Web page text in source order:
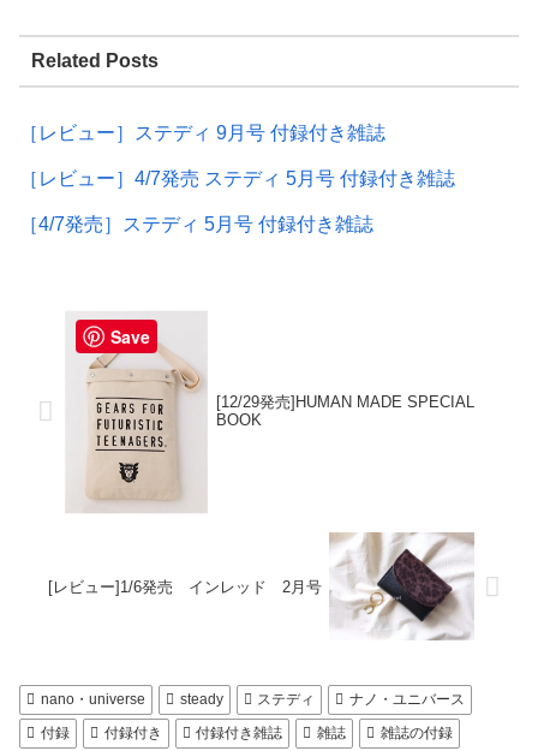
Related Posts
［レビュー］ステディ 9月号 付録付き雑誌
［レビュー］4/7発売 ステディ 5月号 付録付き雑誌
［4/7発売］ステディ 5月号 付録付き雑誌
[12/29発売]HUMAN MADE SPECIAL
BOOK
[レビュー]1/6発売 インレッド 2月号
nano・universe steady ステディ
ナノ・ユニバース
付録
付録付き 付録付き雑誌 雑誌 雑誌の付録
Save